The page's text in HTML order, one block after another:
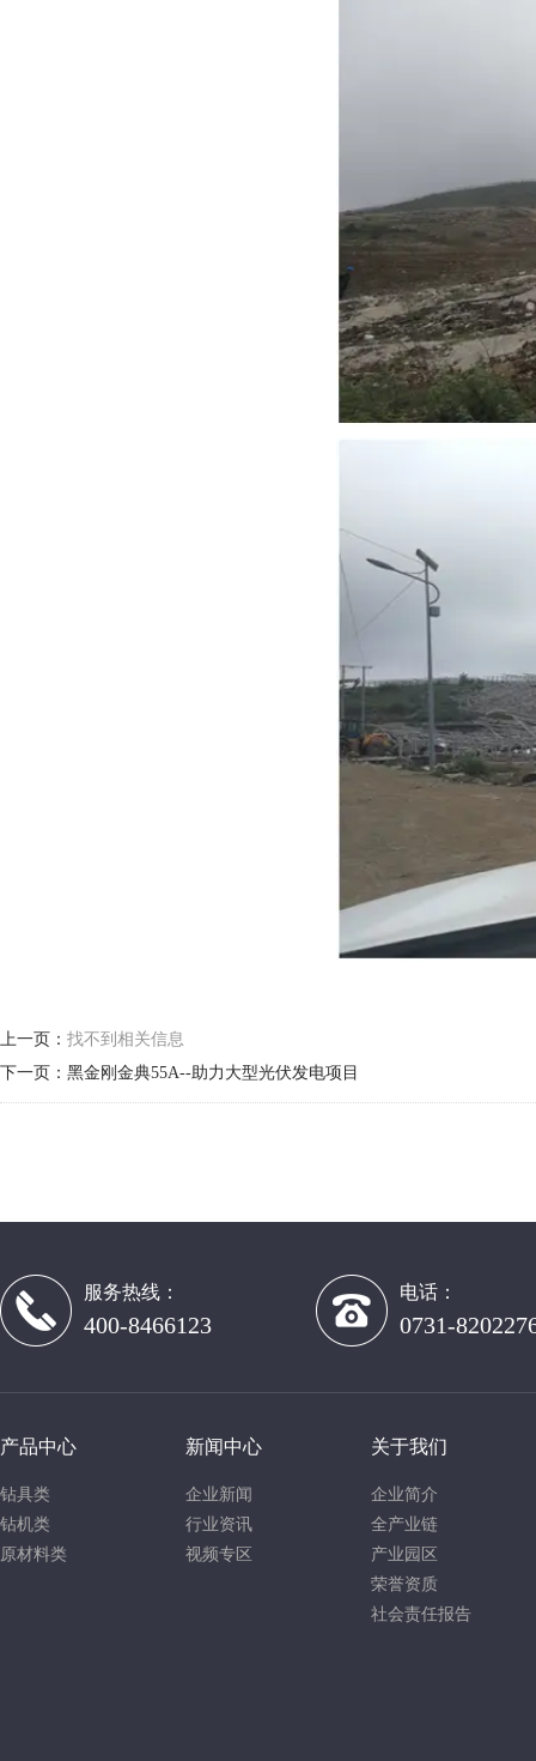
上一页： 找不到相关信息
下一页： 黑金刚金典55A--助力大型光伏发电项目
服务热线：
400-8466123
电话：
0731-
产品中心
钻具类
钻机类
原材料类
新闻中心
企业新闻
行业资讯
视频专区
关于我们
企业简介
全产业链
产业园区
荣誉资质
社会责任报告